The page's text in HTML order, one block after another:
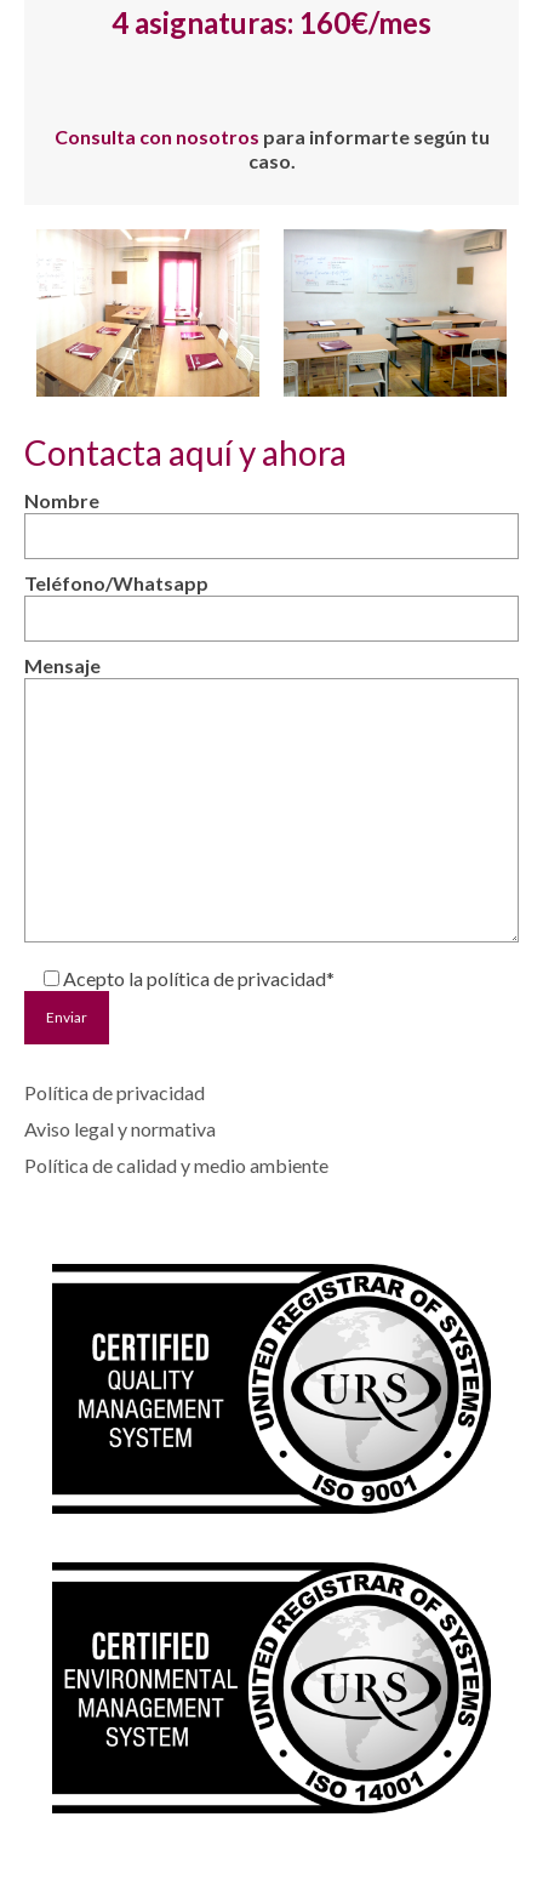
4 asignaturas: 160€/mes
Consulta con nosotros para informarte según tu
caso.
Contacta aquí y ahora
Nombre
Teléfono/Whatsapp
Mensaje
Acepto la política de privacidad*
Política de privacidad
Aviso legal y normativa
Política de calidad y medio ambiente